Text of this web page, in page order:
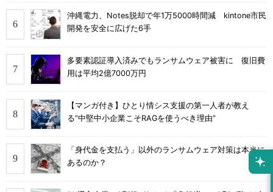
沖縄電力、Notes脱却で年1万5000時間減 kintone市民
開発を安全に広げた6手
多要素認証導入済みでもランサムウェア被害に 復旧費
用は平均2億7000万円
【マンガ付き】ひとり情シス支援の第一人者が教え
る”中堅中小企業こそRAGを使うべき理由”
「身代金を支払う」以外のランサムウェア対策は本当に
あるのか？